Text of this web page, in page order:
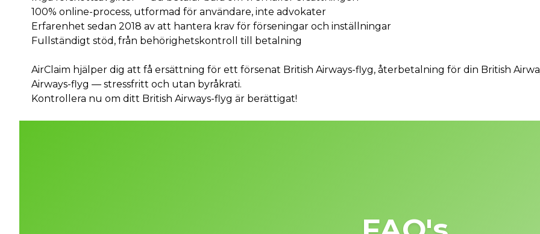
100% online-process, utformad för användare, inte advokater
Erfarenhet sedan 2018 av att hantera krav för förseningar och inställningar
Fullständigt stöd, från behörighetskontroll till betalning
AirClaim hjälper dig att få ersättning för ett försenat British Airways-flyg, återbetalning för din British
Airways-flyg — stressfritt och utan byråkrati.
Kontrollera nu om ditt British Airways-flyg är berättigat!